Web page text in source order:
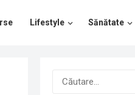
Lifestyle Sănătate
Caută
după: